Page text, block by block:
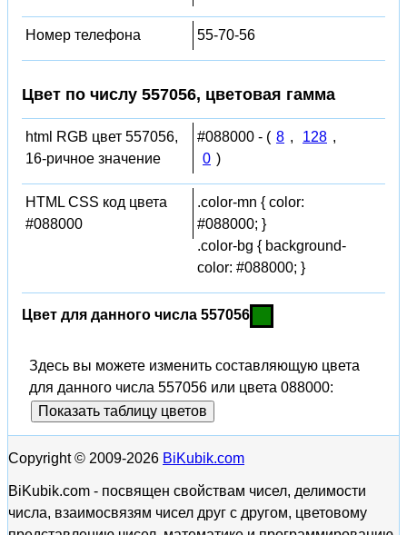
Номер телефона 55-70-56
Цвет по числу 557056, цветовая гамма
html RGB цвет 557056,
16-ричное значение
#088000 - ( 8 , 128 ,
0 )
HTML CSS код цвета
#088000
.color-mn { color:
#088000; }
.color-bg { background-
color: #088000; }
Цвет для данного числа 557056
Здесь вы можете изменить составляющую цвета
для данного числа 557056 или цвета 088000:
Показать таблицу цветов
Copyright © 2009-2026 BiKubik.com
BiKubik.com - посвящен свойствам чисел, делимости
числа, взаимосвязям чисел друг с другом, цветовому